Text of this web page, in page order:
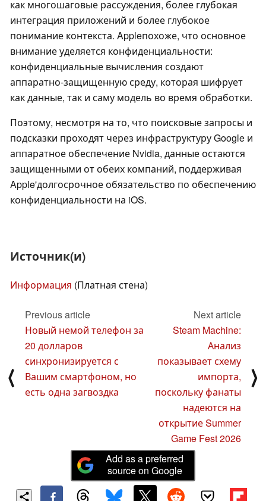
как многошаговые рассуждения, более глубокая
интеграция приложений и более глубокое
понимание контекста. Appleпохоже, что основное
внимание уделяется конфиденциальности:
конфиденциальные вычисления создают
аппаратно-защищенную среду, которая шифрует
как данные, так и саму модель во время обработки.
Поэтому, несмотря на то, что поисковые запросы и
подсказки проходят через инфраструктуру Google и
аппаратное обеспечение Nvidia, данные остаются
защищенными от обеих компаний, поддерживая
Apple'долгосрочное обязательство по обеспечению
конфиденциальности на iOS.
Источник(и)
Информация (Платная стена)
⟨
Previous article
Новый немой телефон за
20 долларов
синхронизируется с
Вашим смартфоном, но
есть одна загвоздка
Next article
Steam Machine:
Анализ
показывает схему
импорта,
поскольку фанаты
надеются на
открытие Summer
Game Fest 2026
⟩
Add as a preferred
source on Google